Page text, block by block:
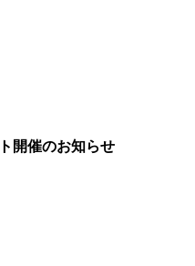
開催のお知らせ